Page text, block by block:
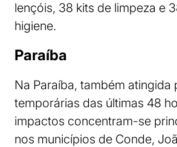
lençóis, 38 kits de limpeza e
higiene.
Paraíba
Na Paraíba, também atingida
temporárias das últimas 48
impactos concentram-se
nos municípios de Conde,